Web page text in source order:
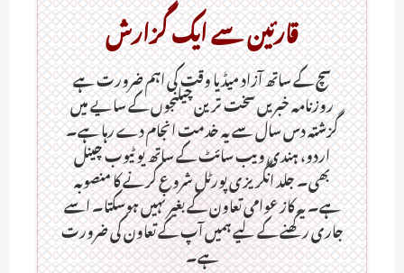
قارئین سے ایک گزارش
سچ کے ساتھ آزاد میڈیا وقت کی اہم ضرورت ہےـ
روزنامہ خبریں سخت ترین چیلنجوں کے سایے میں
گزشتہ دس سال سے یہ خدمت انجام دے رہا ہے۔
اردو، ہندی ویب سائٹ کے ساتھ یو ٹیوب چینل
بھی۔ جلد انگریزی پورٹل شروع کرنے کا منصوبہ
ہے۔ یہ کاز عوامی تعاون کے بغیر نہیں ہوسکتا۔ اسے
جاری رکھنے کے لیے ہمیں آپ کے تعاون کی ضرورت
ہے۔